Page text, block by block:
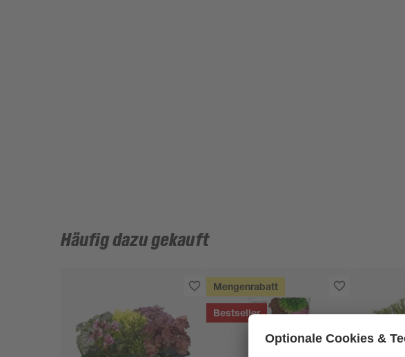
Häufig dazu gekauft
Mengenrabatt
Bestseller